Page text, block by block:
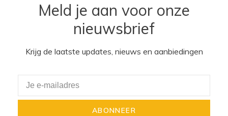
Meld je aan voor onze
nieuwsbrief
Krijg de laatste updates, nieuws en aanbiedingen
ABONNEER